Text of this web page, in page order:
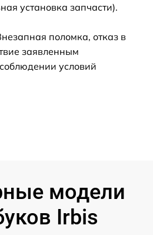
установка запчасти).
поломка, отказ в
заявленным
условий
модели
Irbis